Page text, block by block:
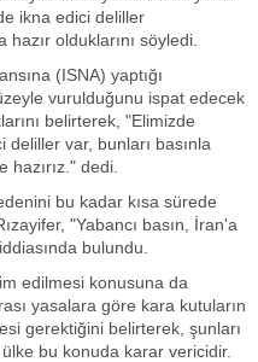
ikna edici deliller
olduklarını söyledi.
(ISNA) yaptığı
vurulduğunu ispat edecek
belirterek, "Elimizde
deliller var, bunları basınla
dedi.
bu kadar kısa sürede
"Yabancı basın, İran'a
bulundu.
edilmesi konusuna da
yasalara göre kara kutuların
gerektiğini belirterek, şunları
bu konuda karar vericidir.